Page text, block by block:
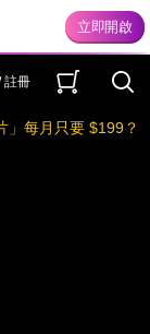
註冊
」每月只要 $199？